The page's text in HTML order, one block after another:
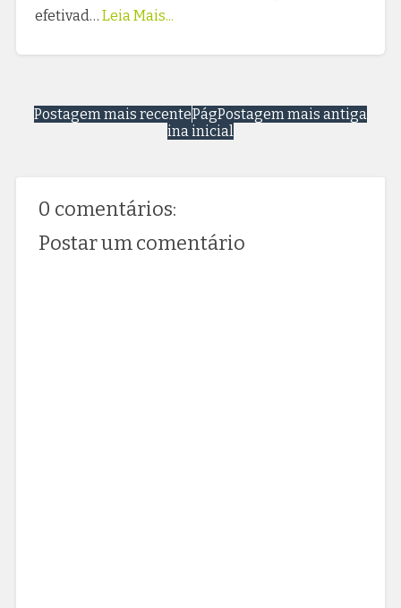
efetivad… Leia Mais...
Postagem mais recente Postagem mais antiga
Pág
ina inicial
0 comentários:
Postar um comentário